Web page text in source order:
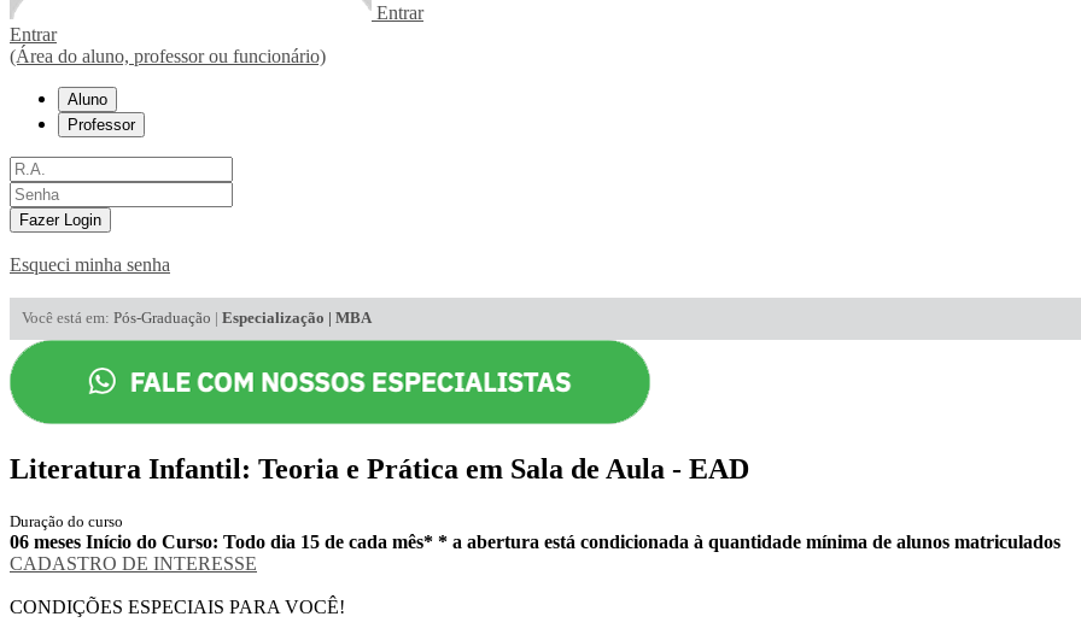
Entrar
Entrar
(Área do aluno, professor ou funcionário)
Aluno
Professor
Fazer Login
Esqueci minha senha
Você está em: Pós-Graduação | Especialização | MBA
Literatura Infantil: Teoria e Prática em Sala de Aula - EAD
Duração do curso
06 meses Início do Curso: Todo dia 15 de cada mês* * a abertura está condicionada à quantidade mínima de alunos matriculados
CADASTRO DE INTERESSE
CONDIÇÕES ESPECIAIS PARA VOCÊ!